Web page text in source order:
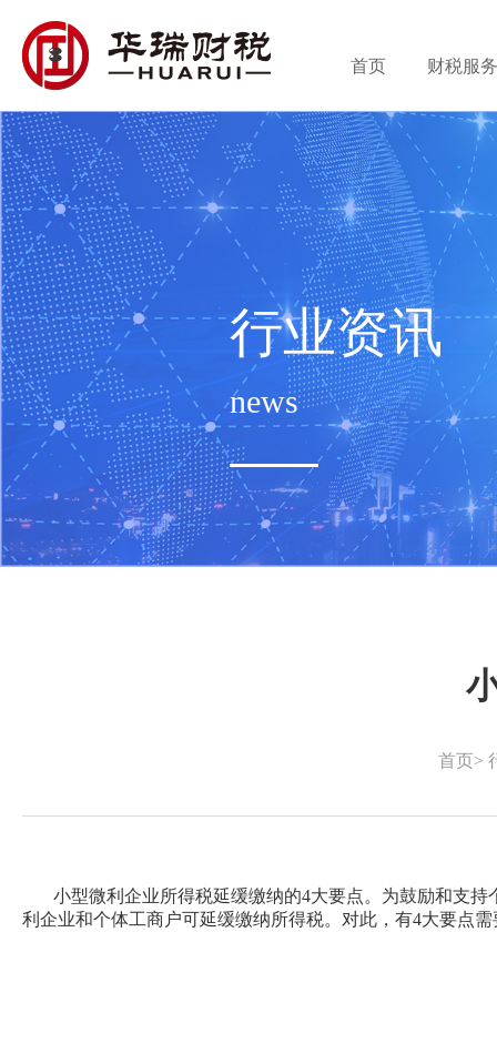
首页 财税服务
行业资讯
news
首页>
小型微利企业所得税延缓缴纳的4大要点。为鼓励和支持
利企业和个体工商户可延缓缴纳所得税。对此，有4大要点